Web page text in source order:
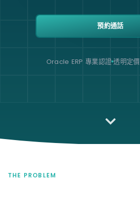
預約通話
Oracle ERP 專業認證 透明定價
THE PROBLEM